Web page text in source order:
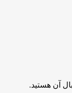
آن هستید.